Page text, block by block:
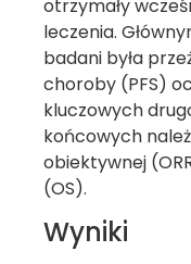
otrzymały
leczenia.
badani była
choroby (PFS)
kluczowych
końcowych
obiektywnej
(OS).
Wyniki